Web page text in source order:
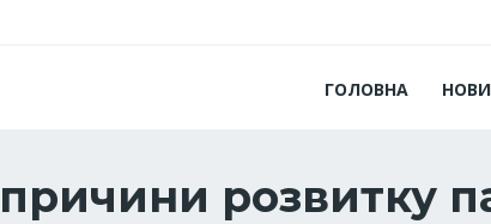
ГОЛОВНА
розвитку